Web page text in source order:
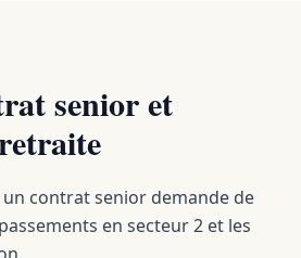
senior et
un contrat senior demande de
en secteur 2 et les